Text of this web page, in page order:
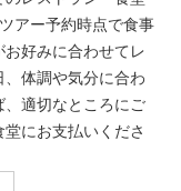
アー予約時点で食事
好みに合わせてレ
体調や気分に合わ
適切なところにご
にお支払いくださ